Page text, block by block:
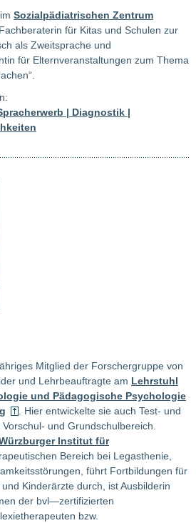
Sozialpädiatrischen Zentrum
Fachberaterin für Kitas und Schulen zur
als Zweitsprache und
für Elternveranstaltungen zum Thema
| Diagnostik |
Mitglied der Forschergruppe von
und Lehrbeauftragte am Lehrstuhl
und Pädagogische Psychologie
. Hier entwickelte sie auch Test- und
und Grundschulbereich.
Institut für
Bereich bei Legasthenie,
führt Fortbildungen für
Kinderärzte durch, ist Ausbilderin
der bvl—zertifizierten
bzw.